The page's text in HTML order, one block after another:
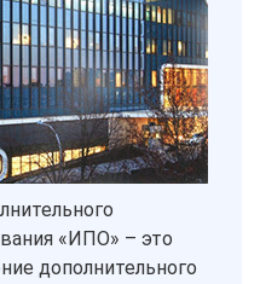
«ИПО» – это
дополнительного